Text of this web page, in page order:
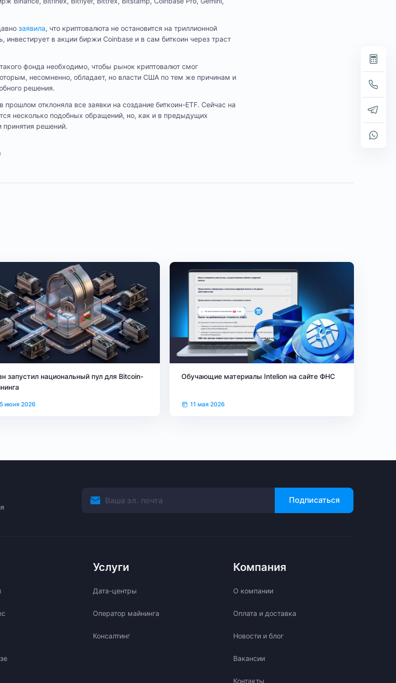
заявила, что криптовалюта не остановится на триллионной
инвестирует в акции биржи Coinbase и в сам биткоин через траст
фонда необходимо, чтобы рынок криптовалют смог
несомненно, обладает, но власти США по тем же причинам и
решения.
отклоняла все заявки на создание биткоин-ETF. Сейчас на
несколько подобных обращений, но, как и в предыдущих
принятия решений.
запустил национальный пул для Bitcoin-
июня 2026
Обучающие материалы Intelion на сайте ФНС
11 мая 2026
Подписаться
Услуги
Дата-центры
Оператор майнинга
Консалтинг
Компания
О компании
Оплата и доставка
Новости и блог
Вакансии
Контакты